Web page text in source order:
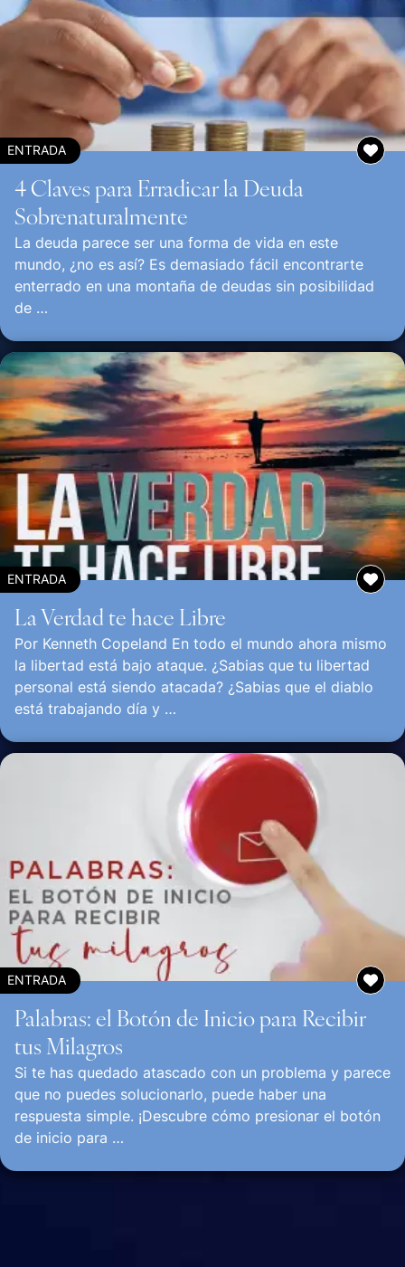
ENTRADA
4 Claves para Erradicar la Deuda
Sobrenaturalmente
La deuda parece ser una forma de vida en este
mundo, ¿no es así? Es demasiado fácil encontrarte
enterrado en una montaña de deudas sin posibilidad
de …
ENTRADA
La Verdad te hace Libre
Por Kenneth Copeland En todo el mundo ahora mismo
la libertad está bajo ataque. ¿Sabias que tu libertad
personal está siendo atacada? ¿Sabias que el diablo
está trabajando día y …
ENTRADA
Palabras: el Botón de Inicio para Recibir
tus Milagros
Si te has quedado atascado con un problema y parece
que no puedes solucionarlo, puede haber una
respuesta simple. ¡Descubre cómo presionar el botón
de inicio para …